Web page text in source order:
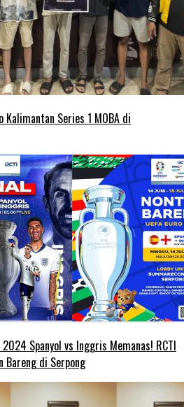
Kalimantan Series 1 MOBA di
2024 Spanyol vs Inggris Memanas! RCTI
Bareng di Serpong